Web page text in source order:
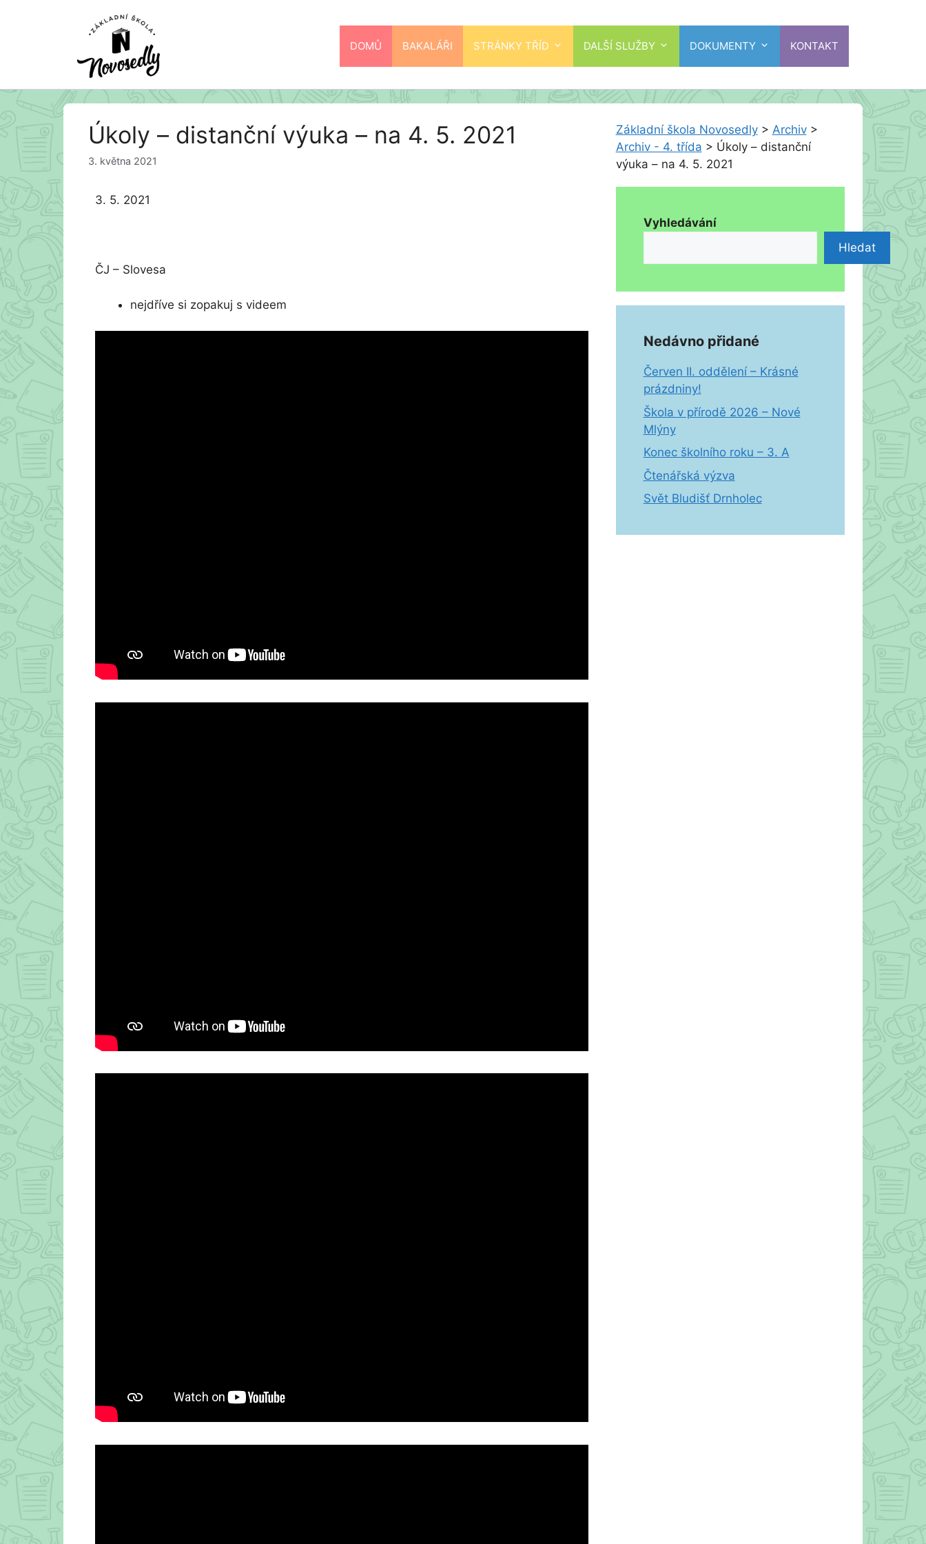
DOMŮ BAKALÁŘI STRÁNKY TŘÍD DALŠÍ SLUŽBY DOKUMENTY KONTAKT
Úkoly – distanční výuka – na 4. 5. 2021
3. května 2021
3. 5. 2021
ČJ – Slovesa
nejdříve si zopakuj s videem
Základní škola Novosedly> Archiv>
Archiv - 4. třída > Úkoly – distanční
výuka – na 4. 5. 2021
Vyhledávání
Hledat
Nedávno přidané
Červen II. oddělení – Krásné
prázdniny!
Škola v přírodě 2026 – Nové
Mlýny
Konec školního roku – 3. A
Čtenářská výzva
Svět Bludišť Drnholec